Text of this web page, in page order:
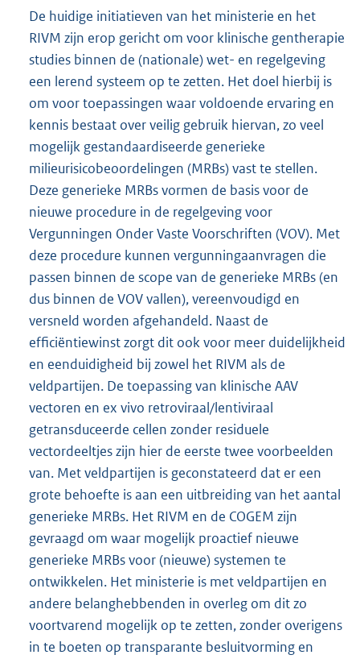
De huidige initiatieven van het ministerie en het
RIVM zijn erop gericht om voor klinische gentherapie
studies binnen de (nationale) wet- en regelgeving
een lerend systeem op te zetten. Het doel hierbij is
om voor toepassingen waar voldoende ervaring en
kennis bestaat over veilig gebruik hiervan, zo veel
mogelijk gestandaardiseerde generieke
milieurisicobeoordelingen (MRBs) vast te stellen.
Deze generieke MRBs vormen de basis voor de
nieuwe procedure in de regelgeving voor
Vergunningen Onder Vaste Voorschriften (VOV). Met
deze procedure kunnen vergunningaanvragen die
passen binnen de scope van de generieke MRBs (en
dus binnen de VOV vallen), vereenvoudigd en
versneld worden afgehandeld. Naast de
efficiëntiewinst zorgt dit ook voor meer duidelijkheid
en eenduidigheid bij zowel het RIVM als de
veldpartijen. De toepassing van klinische AAV
vectoren en ex vivo retroviraal/lentiviraal
getransduceerde cellen zonder residuele
vectordeeltjes zijn hier de eerste twee voorbeelden
van. Met veldpartijen is geconstateerd dat er een
grote behoefte is aan een uitbreiding van het aantal
generieke MRBs. Het RIVM en de COGEM zijn
gevraagd om waar mogelijk proactief nieuwe
generieke MRBs voor (nieuwe) systemen te
ontwikkelen. Het ministerie is met veldpartijen en
andere belanghebbenden in overleg om dit zo
voortvarend mogelijk op te zetten, zonder overigens
in te boeten op transparante besluitvorming en